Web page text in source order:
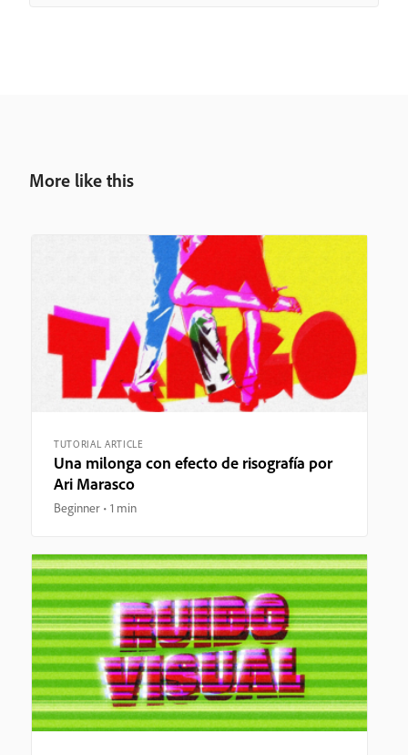
More like this
TUTORIAL ARTICLE
Una milonga con efecto de risografía por
Ari Marasco
Beginner 1 min